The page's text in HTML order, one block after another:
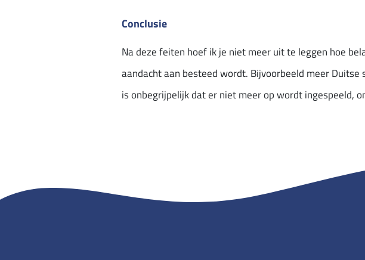
Conclusie
Na deze feiten hoef ik je niet meer uit te leggen hoe
aandacht aan besteed wordt. Bijvoorbeeld meer
is onbegrijpelijk dat er niet meer op wordt ingespeeld,